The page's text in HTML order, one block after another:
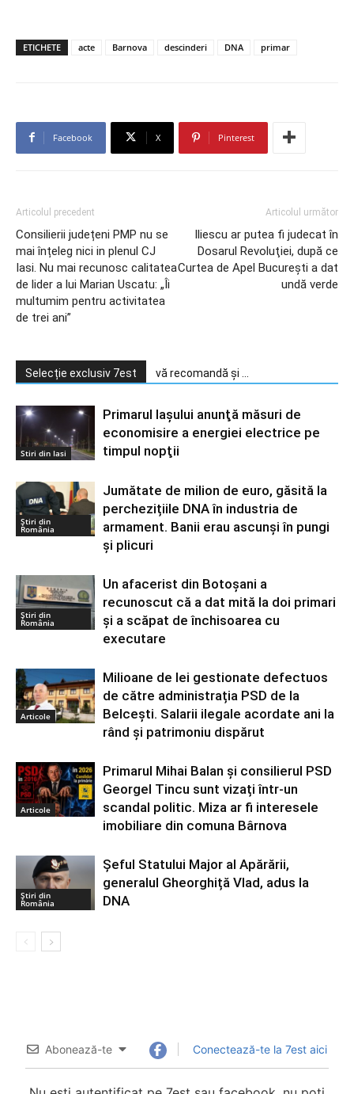
ETICHETE acte Barnova descinderi DNA primar
Facebook X Pinterest
Articolul precedent
Consilierii județeni PMP nu se
mai înțeleg nici in plenul CJ
Iasi. Nu mai recunosc calitatea
de lider a lui Marian Uscatu: „Îi
multumim pentru activitatea
de trei ani”
Articolul următor
Iliescu ar putea fi judecat în
Dosarul Revoluţiei, după ce
Curtea de Apel Bucureşti a dat
undă verde
Selecție exclusiv 7est vă recomandă și ...
Stiri din Iasi
Primarul Iaşului anunţă măsuri de
economisire a energiei electrice pe
timpul nopţii
Știri din
România
Jumătate de milion de euro, găsită la
perchezițiile DNA în industria de
armament. Banii erau ascunși în pungi
și plicuri
Știri din
România
Un afacerist din Botoșani a
recunoscut că a dat mită la doi primari
și a scăpat de închisoarea cu
executare
Articole
Milioane de lei gestionate defectuos
de către administrația PSD de la
Belcești. Salarii ilegale acordate ani la
rând și patrimoniu dispărut
Articole
Primarul Mihai Balan și consilierul PSD
Georgel Tincu sunt vizați într-un
scandal politic. Miza ar fi interesele
imobiliare din comuna Bârnova
Știri din
România
Șeful Statului Major al Apărării,
generalul Gheorghiță Vlad, adus la
DNA
Abonează-te Conectează-te la 7est aici